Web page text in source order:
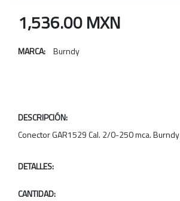
1,536.00 MXN
MARCA: Burndy
DESCRIPCIÓN:
Conector GAR1529 Cal. 2/0-250 mca. Burndy
DETALLES:
CANTIDAD: